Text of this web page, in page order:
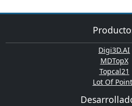
Digi3D.AI
MDTopX
Topcal21
Lot Of